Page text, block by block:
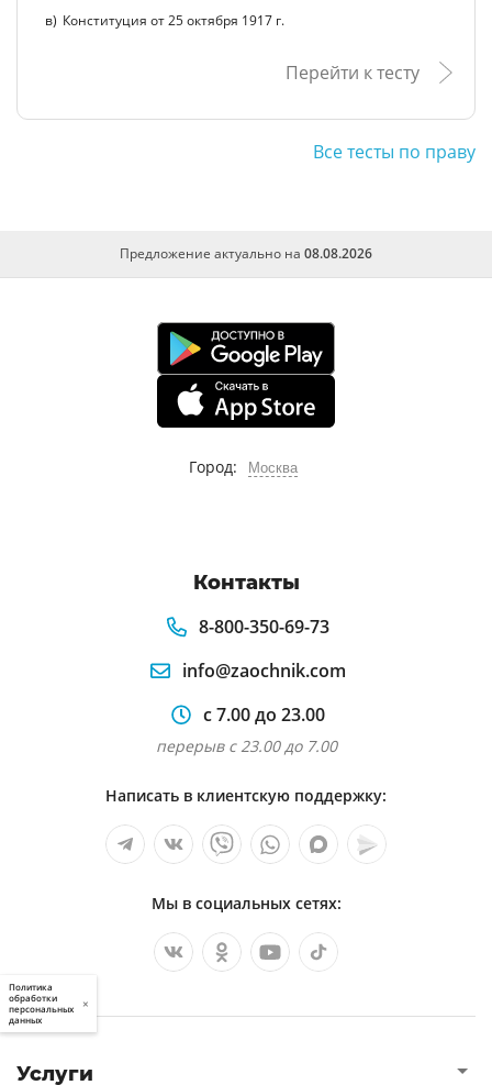
Конституция от 25 октября 1917 г.
Перейти к тесту
Все тесты по праву
Предложение актуально на 08.08.2026
Город: Москва
Контакты
8-800-350-69-73
info@zaochnik.com
с 7.00 до 23.00
перерыв с 23.00 до 7.00
Написать в клиентскую поддержку:
Мы в социальных сетях:
Услуги
Политика
обработки
персональных
данных
×